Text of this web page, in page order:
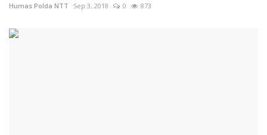
Humas Polda NTT Sep 3, 2018 0 873